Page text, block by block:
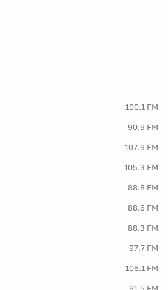
100.1 FM
90.9 FM
107.9 FM
105.3 FM
88.8 FM
88.6 FM
88.3 FM
97.7 FM
106.1 FM